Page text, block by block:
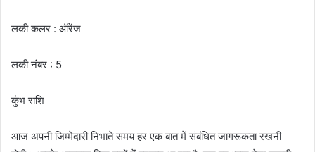
लकी कलर : ऑरेंज
लकी नंबर : 5
कुंभ राशि
आज अपनी जिम्मेदारी निभाते समय हर एक बात में संबंधित जागरूकता रखनी